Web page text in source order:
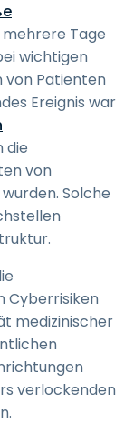
Tage
wichtigen
von Patienten
Ereignis war
die
von
Solche
Cyberrisiken
medizinischer
verlockenden